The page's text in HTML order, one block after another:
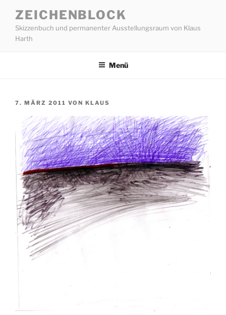
Inhalt
springen
ZEICHENBLOCK
Skizzenbuch und permanenter Ausstellungsraum von Klaus
Harth
Menü
VERÖFFENTLICHT
7. MÄRZ 2011 VON KLAUS